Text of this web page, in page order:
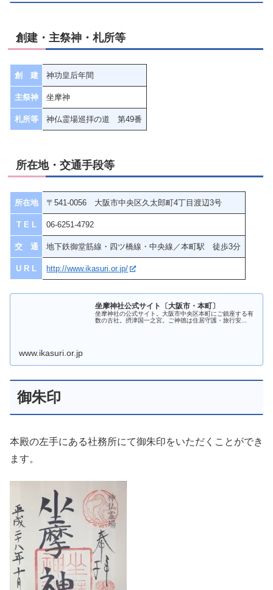
創建・主祭神・札所等
創 建 神功皇后年間
主祭神 坐摩神
札所等 神仏霊場巡拝の道 第49番
所在地・交通手段等
所在地 〒541-0056 大阪市中央区久太郎町4丁目渡辺3号
T E L 06-6251-4792
交 通 地下鉄御堂筋線・四ツ橋線・中央線／本町駅 徒歩3分
U R L http://www.ikasuri.or.jp/
坐摩神社公式サイト〔大阪市・本町〕
坐摩神社の公式サイト。大阪市中央区本町にご鎮座する有
数の古社。摂津国一之宮。ご神徳は住居守護・旅行安...
www.ikasuri.or.jp
御朱印
本殿の左手にある社務所にて御朱印をいただくことができ
ます。